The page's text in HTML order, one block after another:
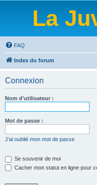
La
FAQ
Index du forum
Connexion
Nom d’utilisateur :
Mot de passe :
J’ai oublié mon mot de passe
Se souvenir de moi
Cacher mon statut en ligne pour